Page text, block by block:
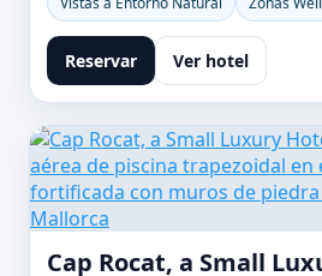
Reservar Ver hotel
Cap Rocat, a Small